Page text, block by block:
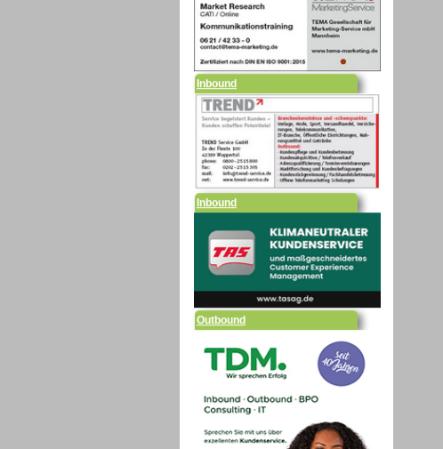
Inbound
Inbound
Outbound